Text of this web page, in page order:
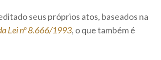
seus próprios atos, baseados na
Lei nº 8.666/1993, o que também é